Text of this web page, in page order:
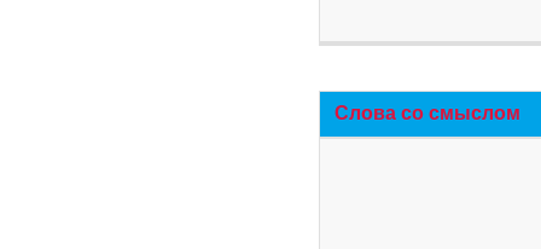
Слова со смыслом